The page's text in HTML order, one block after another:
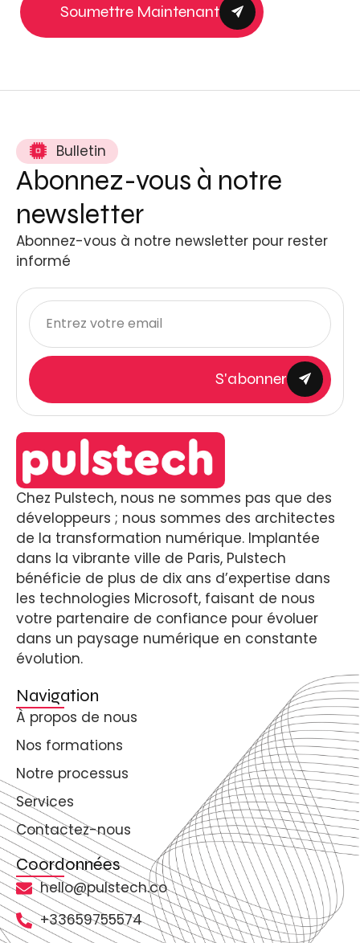
Soumettre Maintenant
Chez Pulstech, nous ne sommes pas que des
développeurs ; nous sommes des architectes
de la transformation numérique. Implantée
dans la vibrante ville de Paris, Pulstech
bénéficie de plus de dix ans d’expertise dans
les technologies Microsoft, faisant de nous
votre partenaire de confiance pour évoluer
dans un paysage numérique en constante
évolution.
Navigation
À propos de nous
Nos formations
Notre processus
Services
Contactez-nous
Coordonnées
hello@pulstech.co
+33659755574
Bulletin
Abonnez-vous à notre
newsletter
Abonnez-vous à notre newsletter pour rester
informé
S'abonner